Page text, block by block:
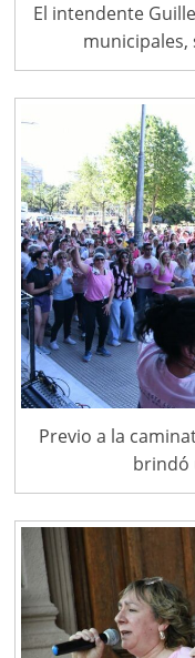
El intendente
municipales,
Previo a la
brindó